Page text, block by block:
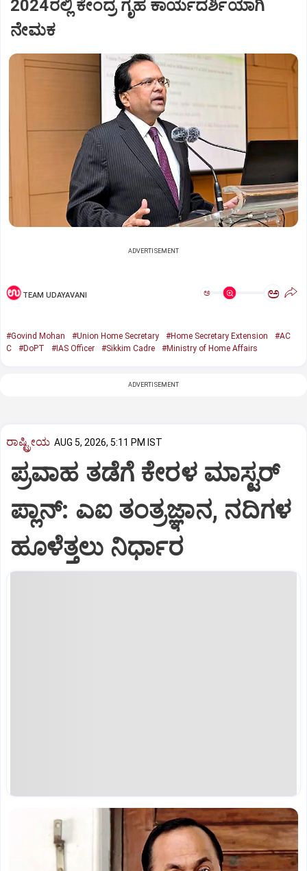
2024ರಲ್ಲಿ ಕೇಂದ್ರ ಗೃಹ ಕಾರ್ಯದರ್ಶಿಯಾಗಿ
ನೇಮಕ
ADVERTISEMENT
TEAM UDAYAVANI ಅ ಅ
#Govind Mohan #Union Home Secretary #Home Secretary Extension
#AC
C
#DoPT #IAS Officer #Sikkim Cadre #Ministry of Home Affairs
ADVERTISEMENT
ರಾಷ್ಟ್ರೀಯ AUG 5, 2026, 5:11 PM IST
ಪ್ರವಾಹ ತಡೆಗೆ ಕೇರಳ ಮಾಸ್ಟರ್
ಪ್ಲಾನ್: ಎಐ ತಂತ್ರಜ್ಞಾನ, ನದಿಗಳ
ಹೂಳೆತ್ತಲು ನಿರ್ಧಾರ